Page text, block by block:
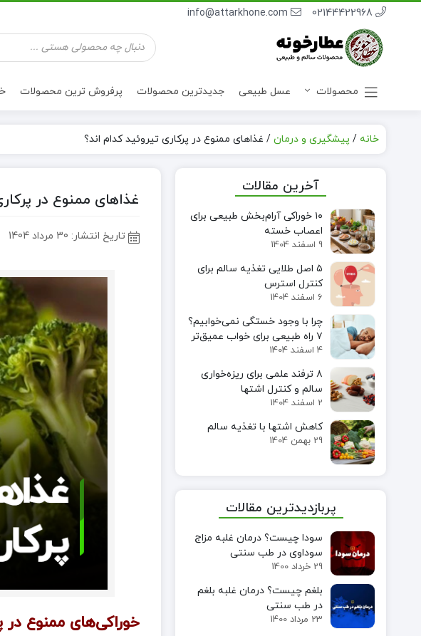
02144422968
info@attarkhone.com
جستجوی
محصولات
محصولات
نوشیدنی ها
عسل طبیعی جدیدترین محصولات پرفروش ترین محصولات
خانه / پیشگیری و درمان/ غذاهای ممنوع در پرکاری تیروئید کدام اند؟
غذاهای ممنوع در
تاریخ انتشار: 30 مرداد 1404
خوراکی‌های ممنوع در
آخرین مقالات
۱۰ خوراکی آرام‌بخش طبیعی برای
اعصاب خسته
9 اسفند 1404
۵ اصل طلایی تغذیه سالم برای
کنترل استرس
6 اسفند 1404
چرا با وجود خستگی نمی‌خوابیم؟
۷ راه طبیعی برای خواب عمیق‌تر
4 اسفند 1404
۸ ترفند علمی برای ریزه‌خواری
سالم و کنترل اشتها
2 اسفند 1404
کاهش اشتها با تغذیه سالم
29 بهمن 1404
پربازدیدترین مقالات
سودا چیست؟ درمان غلبه مزاج
سوداوی در طب سنتی
29 خرداد 1400
بلغم چیست؟ درمان غلبه بلغم
در طب سنتی
23 مرداد 1400